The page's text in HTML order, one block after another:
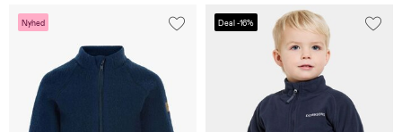
Nyhed Deal -16%